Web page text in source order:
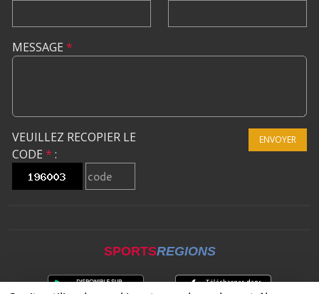
MESSAGE *
VEUILLEZ RECOPIER LE
CODE * :
ENVOYER
SPORTSREGIONS